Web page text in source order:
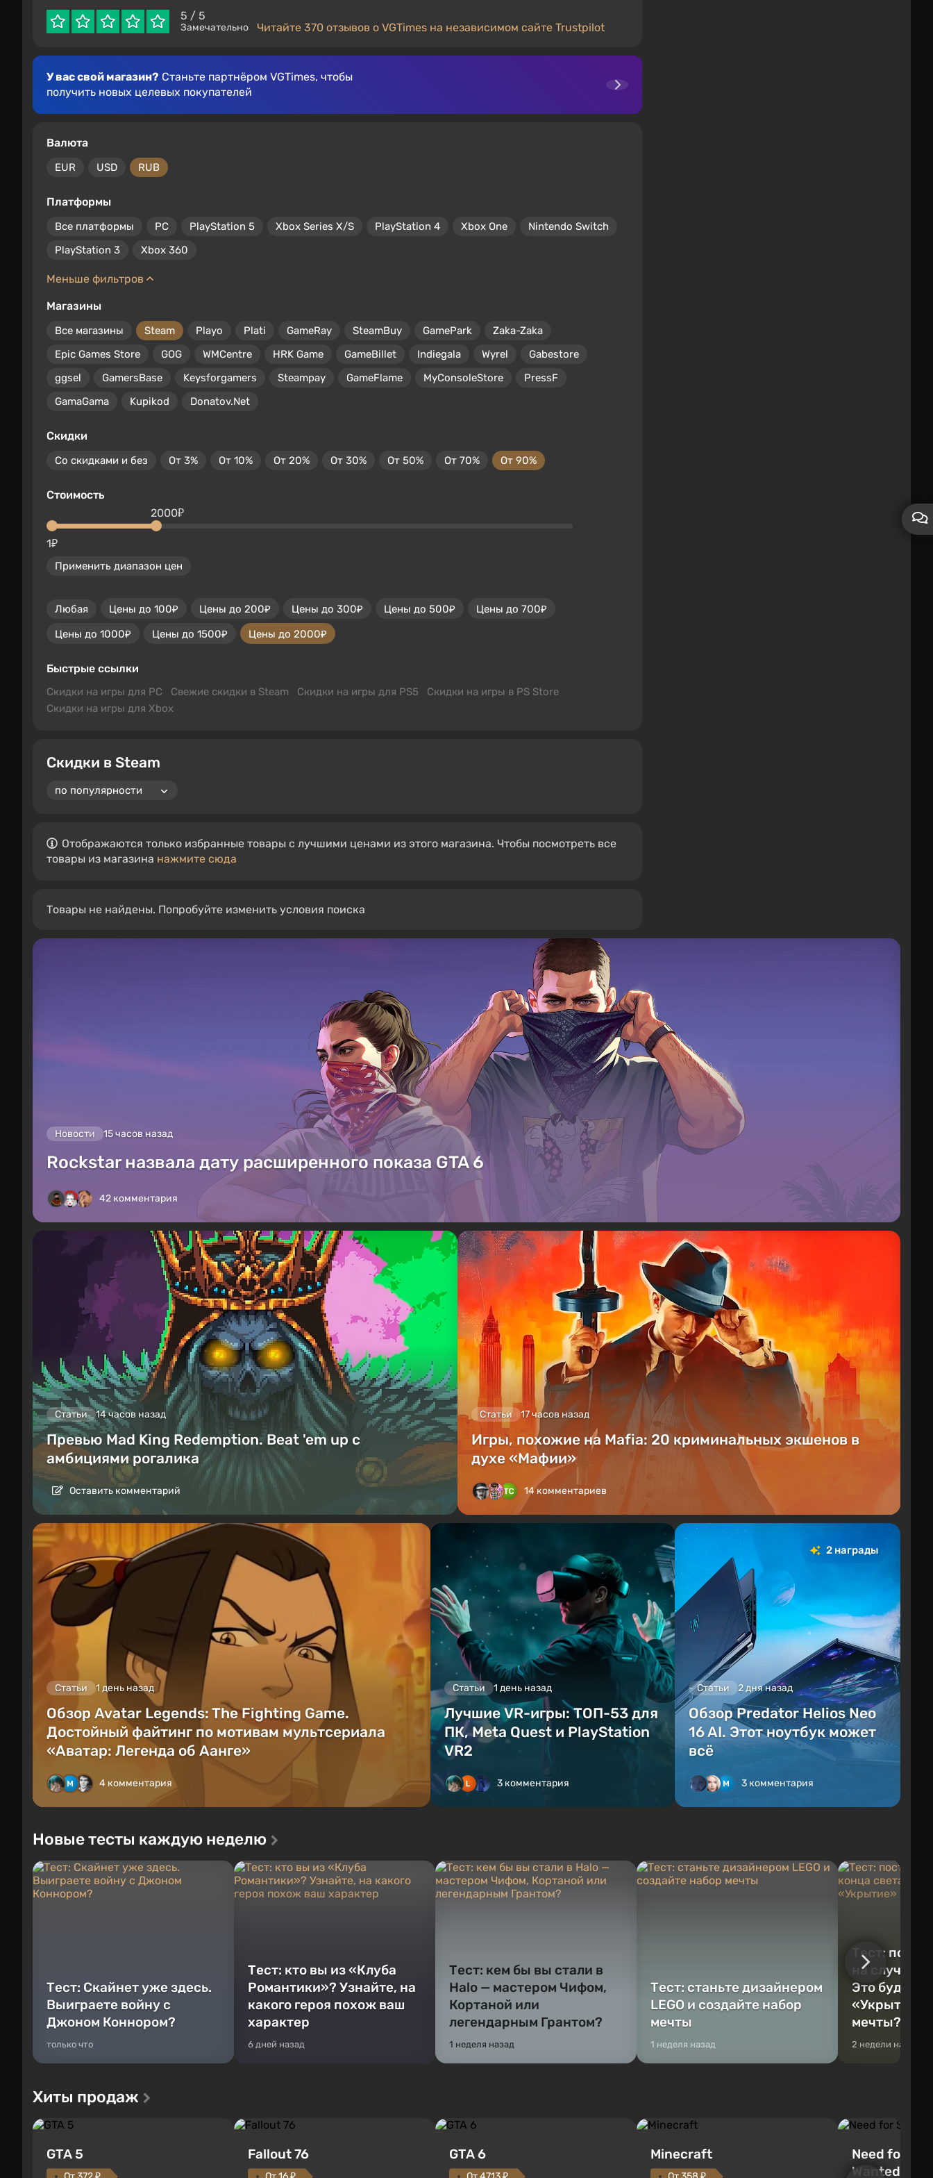
5 / 5
Замечательно Читайте 370 отзывов о VGTimes на независимом сайте Trustpilot
У вас свой магазин? Станьте партнёром VGTimes, чтобы
получить новых целевых покупателей
Валюта
EUR USD RUB
Платформы
Все платформы PC PlayStation 5 Xbox Series X/S PlayStation 4 Xbox One
Nintendo Switch
PlayStation 3
Xbox 360
Меньше фильтров
Магазины
Все магазины Steam Playo Plati GameRay SteamBuy GamePark
Zaka-Zaka
Epic Games Store
GOG WMCentre HRK Game GameBillet Indiegala Wyrel
Gabestore
ggsel
GamersBase Keysforgamers Steampay GameFlame MyConsoleStore
PressF
GamaGama
Kupikod Donatov.Net
Скидки
Со скидками и без От 3% От 10% От 20% От 30% От 50% От 70% От 90%
Стоимость
1₽
2000₽
Применить диапазон цен
Любая Цены до 100₽ Цены до 200₽ Цены до 300₽ Цены до 500₽
Цены до 700₽
Цены до 1000₽
Цены до 1500₽ Цены до 2000₽
Быстрые ссылки
Скидки на игры для PC Свежие скидки в Steam Скидки на игры для PS5
Скидки на игры в PS Store
Скидки на игры для Xbox
Скидки в Steam
Отображаются только избранные товары с лучшими ценами из этого магазина. Чтобы посмотреть все
товары из магазина нажмите сюда
Товары не найдены. Попробуйте изменить условия поиска
Новости 15 часов назад
Rockstar назвала дату расширенного показа GTA 6
42 комментария
Статьи 14 часов назад
Превью Mad King Redemption. Beat 'em up с
амбициями рогалика
Оставить комментарий
Статьи 17 часов назад
Игры, похожие на Mafia: 20 криминальных экшенов в
духе «Мафии»
14 комментариев
Статьи 1 день назад
Обзор Avatar Legends: The Fighting Game.
Достойный файтинг по мотивам мультсериала
«Аватар: Легенда об Аанге»
4 комментария
Статьи 1 день назад
Лучшие VR-игры: ТОП-53 для
ПК, Meta Quest и PlayStation
VR2
3 комментария
2 награды
Статьи 2 дня назад
Обзор Predator Helios Neo
16 AI. Этот ноутбук может
всё
3 комментария
Новые тесты каждую неделю
Тест: Скайнет уже здесь.
Выиграете войну с
Джоном Коннором?
только что
Тест: кто вы из «Клуба
Романтики»? Узнайте, на
какого героя похож ваш
характер
6 дней назад
Тест: кем бы вы стали в
Halo — мастером Чифом,
Кортаной или
легендарным Грантом?
1 неделя назад
Тест: станьте дизайнером
LEGO и создайте набор
мечты
1 неделя назад
Тест:
на случай
Это будет
«Укрытие»
мечты?
2 недели назад
Хиты продаж
GTA 5 Fallout 76 GTA 6 Minecraft
Need for
Wanted